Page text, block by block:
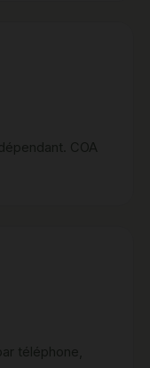
COA
téléphone,